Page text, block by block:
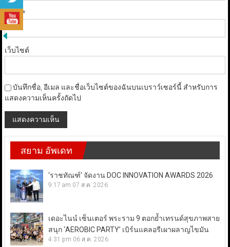
อีเมล *
เว็บไซต์
บันทึกชื่อ, อีเมล และชื่อเว็บไซต์ของฉันบนเบราว์เซอร์นี้ สำหรับการ
แสดงความเห็นครั้งถัดไป
สยาม อัพเดท
‘ราชทัณฑ์’ จัดงาน DOC INNOVATION AWARDS 2026
9:17 am 07 ส.ค. 2026
เดอะไนน์ เซ็นเตอร์ พระราม 9 ตอกย้ำเทรนด์สุขภาพสาย
สนุก ‘AEROBIC PARTY’ เบิร์นแคลอรีเผาผลาญไขมัน
4:31 pm 06 ส.ค. 2026